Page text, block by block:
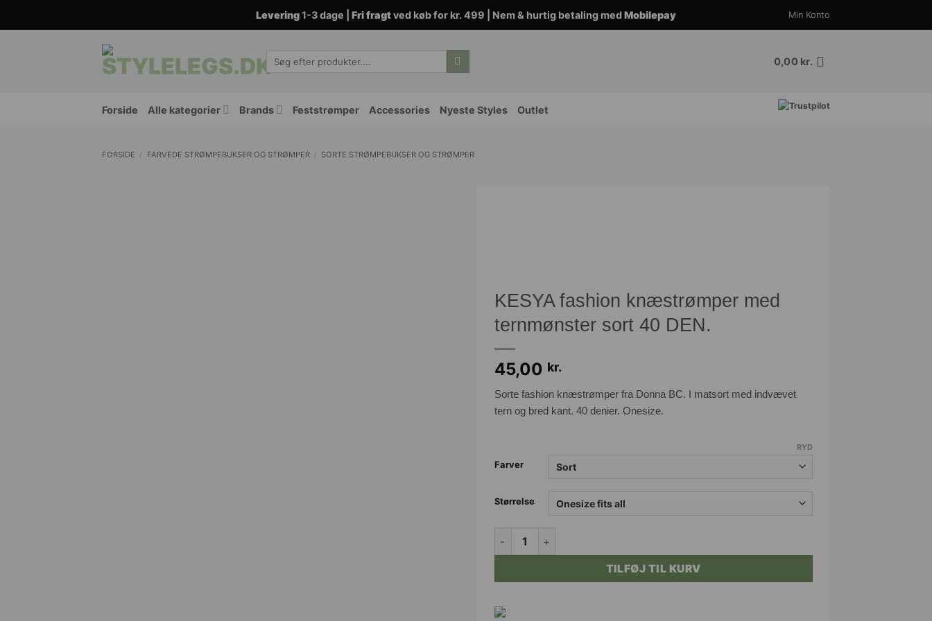
Levering1-3 dage | Fri fragtved køb for kr. 499 | Nem & hurtig betaling medMobilepay Min Konto
efter:
0,00 kr.
Forside Alle kategorier Brands Feststrømper Accessories Nyeste Styles Outlet
FORSIDE / FARVEDE STRØMPEBUKSER OG STRØMPER / SORTE STRØMPEBUKSER OG STRØMPER
KESYA fashion knæstrømper med
ternmønster sort 40 DEN.
45,00 kr.
Sorte fashion knæstrømper fra Donna BC. I matsort med indvævet
tern og bred kant. 40 denier. Onesize.
Farver
Størrelse
RYD
KESYA fashion knæstrømper med ternmønster sort 40 DEN. antal
TILFØJ TIL KURV